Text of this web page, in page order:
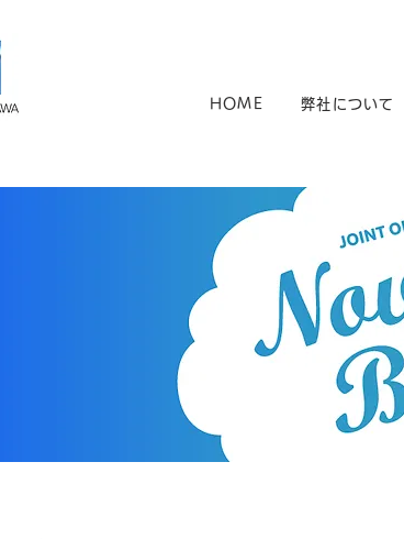
HOME 弊社について